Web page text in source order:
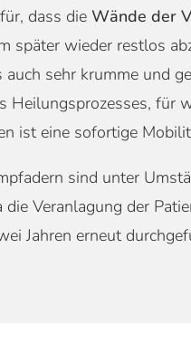
dass die Wände der
später wieder restlos
auch sehr krumme und
Heilungsprozesses,
ist eine sofortige
sind unter
Veranlagung der
Jahren erneut